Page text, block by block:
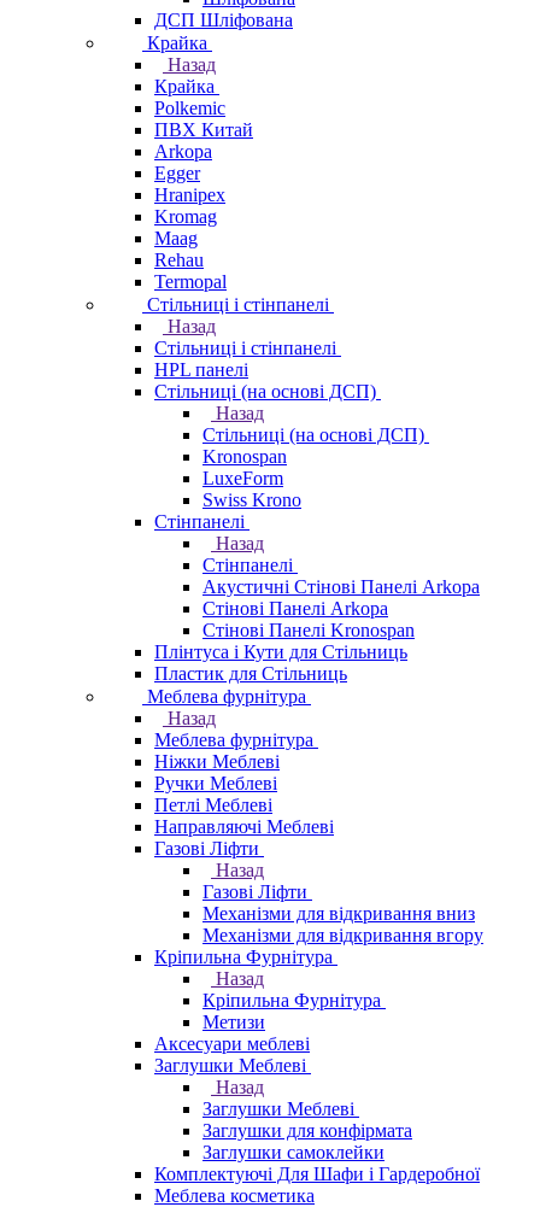
ДСП Шліфована
Крайка
Назад
Крайка
Polkemic
ПВХ Китай
Arkopa
Egger
Hranipex
Kromag
Maag
Rehau
Termopal
Стільниці і стінпанелі
Назад
Стільниці і стінпанелі
HPL панелі
Стільниці (на основі ДСП)
Назад
Стільниці (на основі ДСП)
Kronospan
LuxeForm
Swiss Krono
Стінпанелі
Назад
Стінпанелі
Акустичні Стінові Панелі Аrkopa
Стінові Панелі Arkopa
Стінові Панелі Kronospan
Плінтуса і Кути для Стільниць
Пластик для Стільниць
Меблева фурнітура
Назад
Меблева фурнітура
Ніжки Меблеві
Ручки Меблеві
Петлі Меблеві
Направляючі Меблеві
Газові Ліфти
Назад
Газові Ліфти
Механізми для відкривання вниз
Механізми для відкривання вгору
Кріпильна Фурнітура
Назад
Кріпильна Фурнітура
Метизи
Аксесуари меблеві
Заглушки Меблеві
Назад
Заглушки Меблеві
Заглушки для конфірмата
Заглушки самоклейки
Комплектуючі Для Шафи і Гардеробної
Меблева косметика